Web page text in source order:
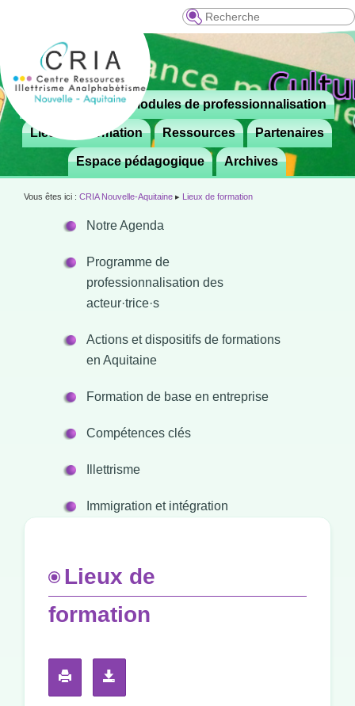
Recherche
Menu
principal
Aller
contenu
principal
 Le CRIA Modules de professionnalisation
Lieux de formation Ressources Partenaires
Espace pédagogique Archives
Vous êtes ici : CRIA Nouvelle-Aquitaine ▸ Lieux de formation
Notre Agenda
Programme de
professionnalisation des
acteur·trice·s
Actions et dispositifs de formations
en Aquitaine
Formation de base en entreprise
Compétences clés
Illettrisme
Immigration et intégration
Lieux de
formation